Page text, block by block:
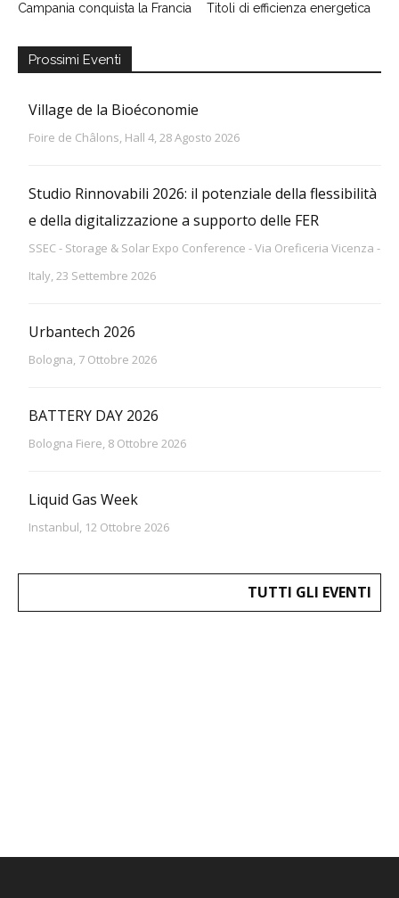
Campania conquista la Francia
Titoli di efficienza energetica
Prossimi Eventi
Village de la Bioéconomie
Foire de Châlons, Hall 4, 28 Agosto 2026
Studio Rinnovabili 2026: il potenziale della flessibilità
e della digitalizzazione a supporto delle FER
SSEC - Storage & Solar Expo Conference - Via Oreficeria Vicenza -
Italy, 23 Settembre 2026
Urbantech 2026
Bologna, 7 Ottobre 2026
BATTERY DAY 2026
Bologna Fiere, 8 Ottobre 2026
Liquid Gas Week
Instanbul, 12 Ottobre 2026
TUTTI GLI EVENTI